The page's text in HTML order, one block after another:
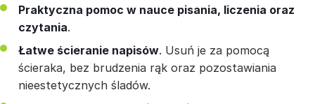
Praktyczna pomoc w nauce pisania, liczenia oraz
czytania.
Łatwe ścieranie napisów. Usuń je za pomocą
ścieraka, bez brudzenia rąk oraz pozostawiania
nieestetycznych śladów.